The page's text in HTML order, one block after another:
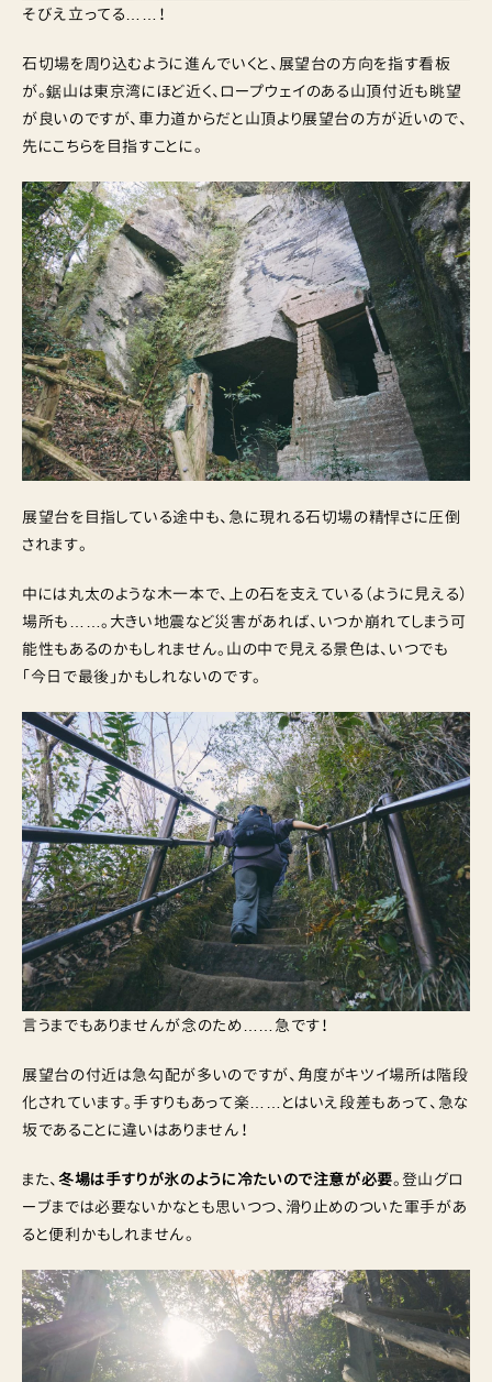
そびえ立ってる……！
石切場を周り込むように進んでいくと、展望台の方向を指す看板
が。鋸山は東京湾にほど近く、ロープウェイのある山頂付近も眺望
が良いのですが、車力道からだと山頂より展望台の方が近いので、
先にこちらを目指すことに。
展望台を目指している途中も、急に現れる石切場の精悍さに圧倒
されます。
中には丸太のような木一本で、上の石を支えている（ように見える）
場所も……。大きい地震など災害があれば、いつか崩れてしまう可
能性もあるのかもしれません。山の中で見える景色は、いつでも
「今日で最後」かもしれないのです。
言うまでもありませんが念のため……急です！
展望台の付近は急勾配が多いのですが、角度がキツイ場所は階段
化されています。手すりもあって楽……とはいえ段差もあって、急な
坂であることに違いはありません！
また、 冬場は手すりが氷のように冷たいので注意が必要。登山グロ
ーブまでは必要ないかなとも思いつつ、滑り止めのついた軍手があ
ると便利かもしれません。